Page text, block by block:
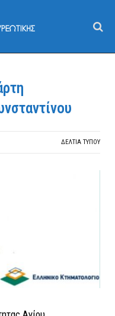
ΔΕΛΤΙΑ ΤΥΠΟΥ